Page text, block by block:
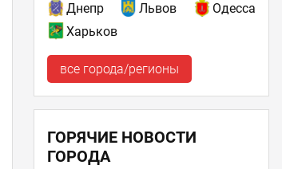
Днепр Львов
Одесса
Харьков
все города/регионы
ГОРЯЧИЕ НОВОСТИ
ГОРОДА